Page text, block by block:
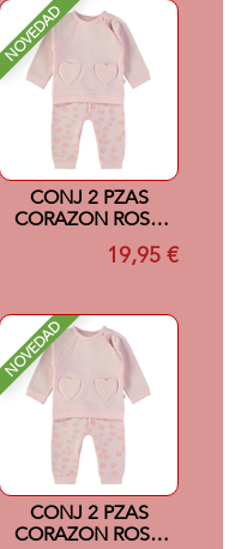
NOVEDAD
CONJ 2 PZAS
CORAZON ROSA
19,95 €
NOVEDAD
CONJ 2 PZAS
CORAZON ROSA